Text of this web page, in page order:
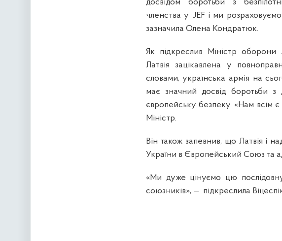
досвідом боротьби з
членства у JEF і ми
зазначила Олена Кондратюк.
Як підкреслив Міністр оборони
Латвія зацікавлена у
словами, українська армія на
має значний досвід боротьби
європейську безпеку. «Нам всім
Міністр.
Він також запевнив, що Латвія і
України в Європейський Союз та
«Ми дуже цінуємо цю
союзників», — підкреслила